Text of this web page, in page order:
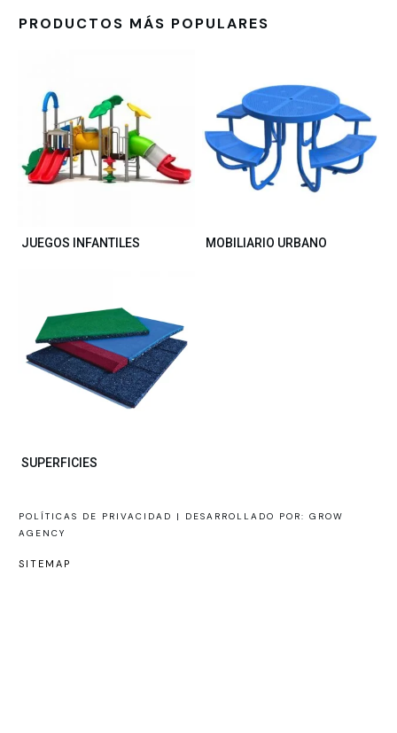
PRODUCTOS MÁS POPULARES
JUEGOS INFANTILES MOBILIARIO URBANO
SUPERFICIES
POLÍTICAS DE PRIVACIDAD |
DESARROLLADO POR: GROW
AGENCY
SITEMAP